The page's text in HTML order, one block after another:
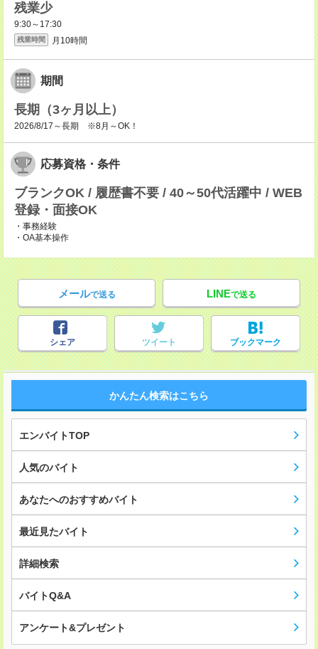
残業少
9:30～17:30
残業時間 月10時間
期間
長期（3ヶ月以上）
2026/8/17～長期 ※8月～OK！
応募資格・条件
ブランクOK / 履歴書不要 / 40～50代活躍中 / WEB
登録・面接OK
・事務経験
・OA基本操作
メールで送る LINEで送る
シェア ツイート ブックマーク
かんたん検索はこちら
エンバイトTOP
人気のバイト
あなたへのおすすめバイト
最近見たバイト
詳細検索
バイトQ&A
アンケート&プレゼント